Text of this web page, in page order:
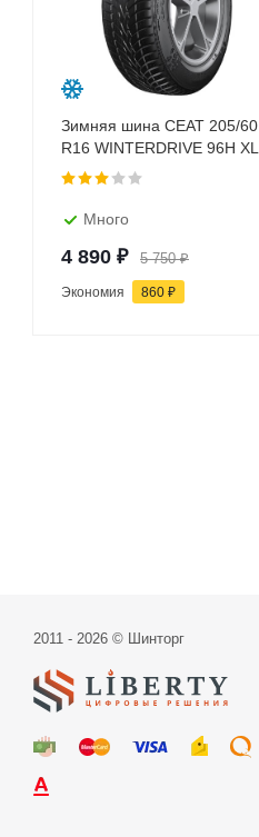
Зимняя шина CEAT 205/60
R16 WINTERDRIVE 96H XL
Много
4 890 ₽ 5 750₽
Экономия 860 ₽
2011 - 2026 © Шинторг